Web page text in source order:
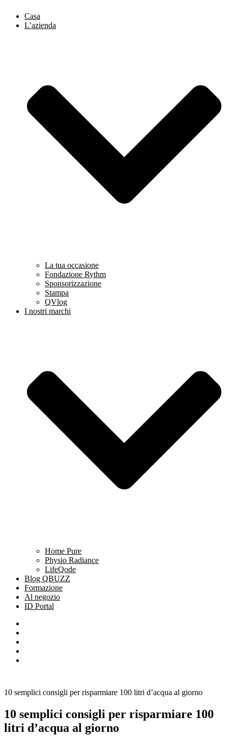
Casa
L’azienda
La tua occasione
Fondazione Rythm
Sponsorizzazione
Stampa
QVlog
I nostri marchi
Home Pure
Physio Radiance
LifeQode
Blog QBUZZ
Formazione
Al negozio
ID Portal
10 semplici consigli per risparmiare 100 litri d’acqua al giorno
10 semplici consigli per risparmiare 100
litri d’acqua al giorno